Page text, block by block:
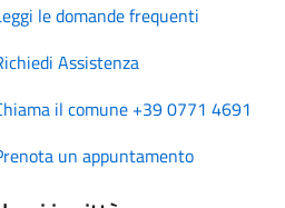
le domande frequenti
Assistenza
il comune +39 0771 4691
un appuntamento